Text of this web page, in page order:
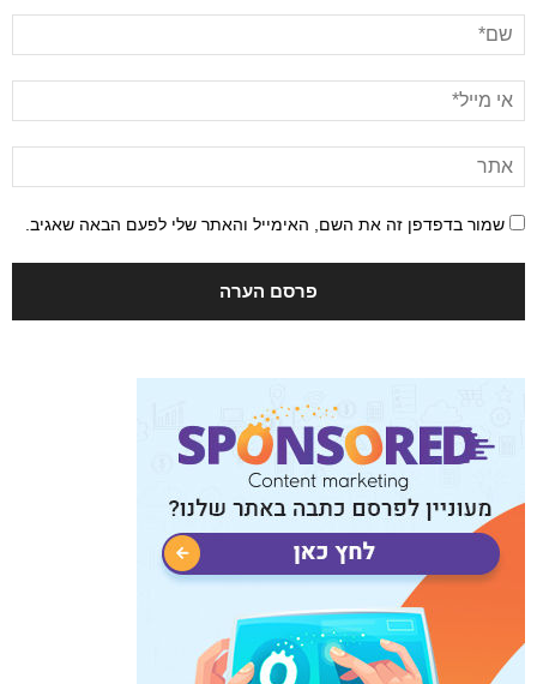
שמור בדפדפן זה את השם, האימייל והאתר שלי לפעם הבאה שאגיב.